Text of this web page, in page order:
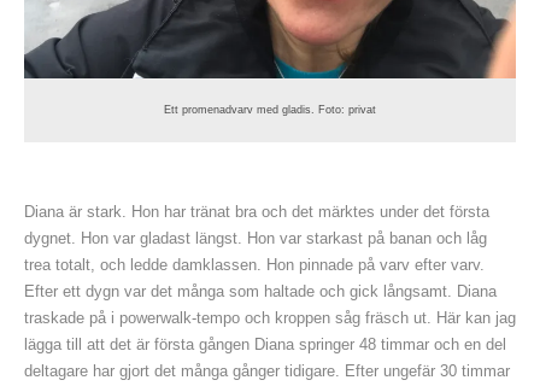
Ett promenadvarv med gladis. Foto: privat
Diana är stark. Hon har tränat bra och det märktes under det första
dygnet. Hon var gladast längst. Hon var starkast på banan och låg
trea totalt, och ledde damklassen. Hon pinnade på varv efter varv.
Efter ett dygn var det många som haltade och gick långsamt. Diana
traskade på i powerwalk-tempo och kroppen såg fräsch ut. Här kan jag
lägga till att det är första gången Diana springer 48 timmar och en del
deltagare har gjort det många gånger tidigare. Efter ungefär 30 timmar